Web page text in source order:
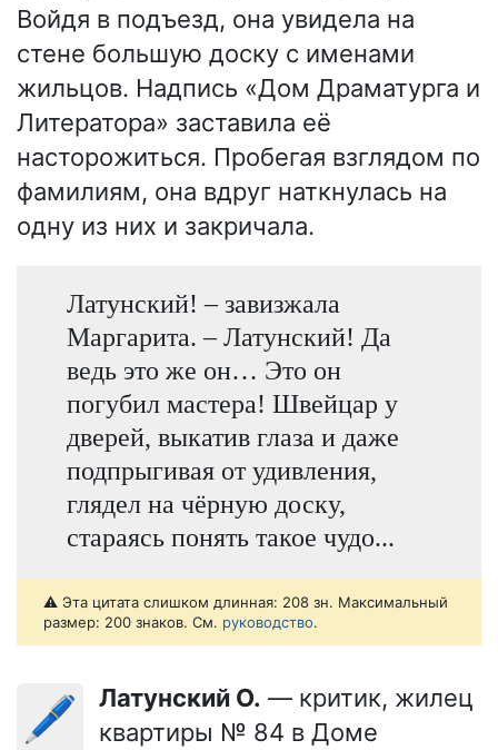
Войдя в подъезд, она увидела на
стене большую доску с именами
жильцов. Надпись «Дом Драматурга и
Литератора» заставила её
насторожиться. Пробегая взглядом по
фамилиям, она вдруг наткнулась на
одну из них и закричала.
Латунский! – завизжала
Маргарита. – Латунский! Да
ведь это же он… Это он
погубил мастера! Швейцар у
дверей, выкатив глаза и даже
подпрыгивая от удивления,
глядел на чёрную доску,
стараясь понять такое чудо...
⚠️ Эта цитата слишком длинная: 208 зн. Максимальный
размер: 200 знаков. См. руководство.
🖊️ Латунский О. — критик, жилец
квартиры № 84 в Доме